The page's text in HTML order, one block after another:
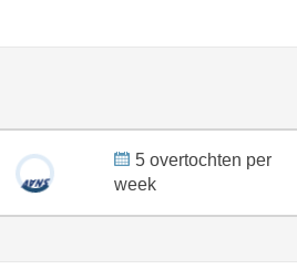
5 overtochten per
week